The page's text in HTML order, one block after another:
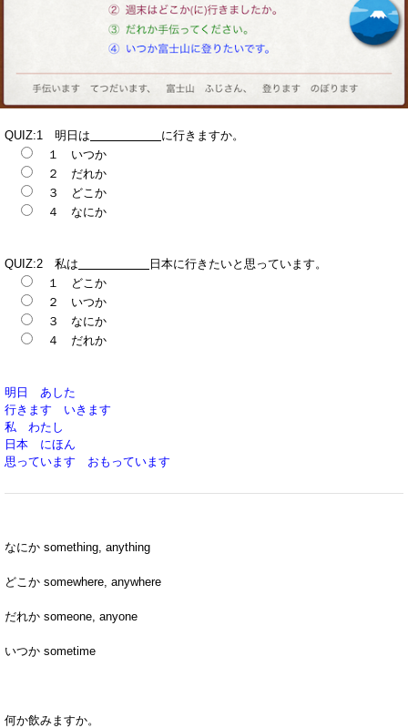
QUIZ:1 明日は
に行きますか。
１ いつか
２ だれか
３ どこか
４ なにか
QUIZ:2 私は
日本に行きたいと思っています。
１ どこか
２ いつか
３ なにか
４ だれか
明日 あした
行きます いきます
私 わたし
日本 にほん
思っています おもっています
なにか something, anything
どこか somewhere, anywhere
だれか someone, anyone
いつか sometime
何か飲みますか。